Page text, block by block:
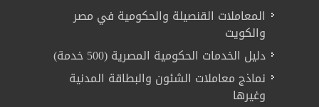
المعاملات القنصيلة والحكومية في مصر
والكويت
دليل الخدمات الحكومية المصرية (500 خدمة)
نماذج معاملات الشئون والبطاقة المدنية
وغيرها